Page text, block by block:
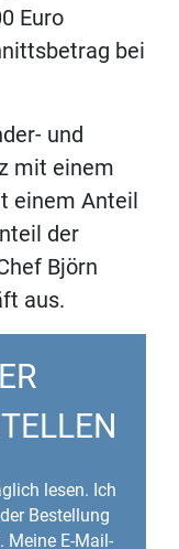
Euro
bei
und
mit einem
einem Anteil
der
Björn
aus.
lesen. Ich
Bestellung
Meine E-Mail-